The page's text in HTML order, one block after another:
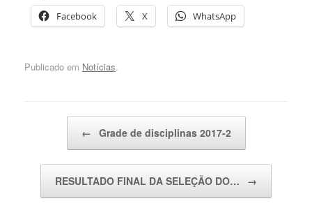
Facebook
X WhatsApp
Publicado em Notícias.
← Grade de disciplinas 2017-2
RESULTADO FINAL DA SELEÇÃO DO… →